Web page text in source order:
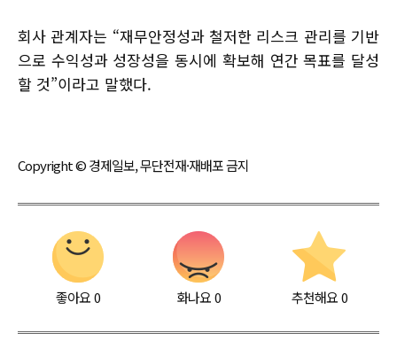
회사 관계자는 “재무안정성과 철저한 리스크 관리를 기반
으로 수익성과 성장성을 동시에 확보해 연간 목표를 달성
할 것”이라고 말했다.
Copyright © 경제일보, 무단전재·재배포 금지
좋아요0 화나요0 추천해요 0